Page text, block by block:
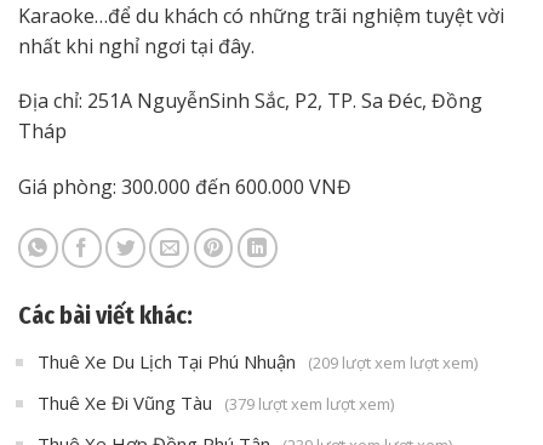
Karaoke…để du khách có những trãi nghiệm tuyệt vời
nhất khi nghỉ ngơi tại đây.
Địa chỉ: 251A NguyễnSinh Sắc, P2, TP. Sa Đéc, Đồng
Tháp
Giá phòng: 300.000 đến 600.000 VNĐ
Các bài viết khác:
Thuê Xe Du Lịch Tại Phú Nhuận (209 lượt xem lượt xem)
Thuê Xe Đi Vũng Tàu (379 lượt xem lượt xem)